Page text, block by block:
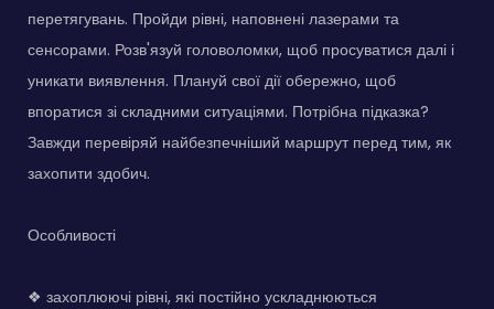
перетягувань. Пройди рівні, наповнені лазерами та
сенсорами. Розв'язуй головоломки, щоб просуватися далі і
уникати виявлення. Плануй свої дії обережно, щоб
впоратися зі складними ситуаціями. Потрібна підказка?
Завжди перевіряй найбезпечніший маршрут перед тим, як
захопити здобич.
Особливості
❖ захоплюючі рівні, які постійно ускладнюються